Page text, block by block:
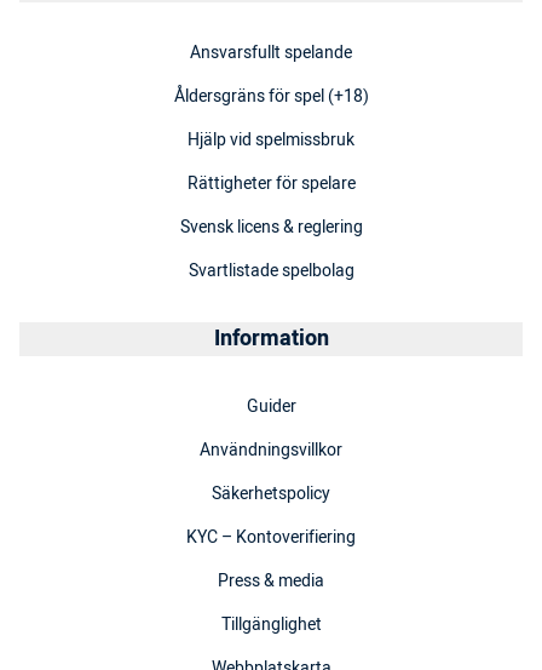
Ansvarsfullt spelande
Åldersgräns för spel (+18)
Hjälp vid spelmissbruk
Rättigheter för spelare
Svensk licens & reglering
Svartlistade spelbolag
Information
Guider
Användningsvillkor
Säkerhetspolicy
KYC – Kontoverifiering
Press & media
Tillgänglighet